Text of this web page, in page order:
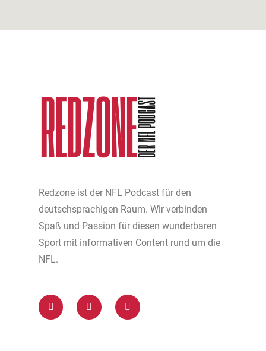
Redzone ist der NFL Podcast für den
deutschsprachigen Raum. Wir verbinden
Spaß und Passion für diesen wunderbaren
Sport mit informativen Content rund um die
NFL.